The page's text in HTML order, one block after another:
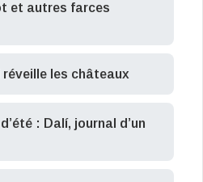
et autres farces
les châteaux
: Dalí, journal d’un